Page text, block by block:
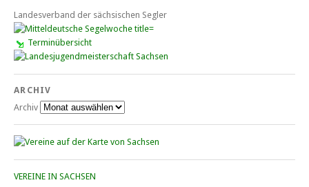
Landesverband der sächsischen Segler
Terminübersicht
ARCHIV
Archiv
VEREINE IN SACHSEN